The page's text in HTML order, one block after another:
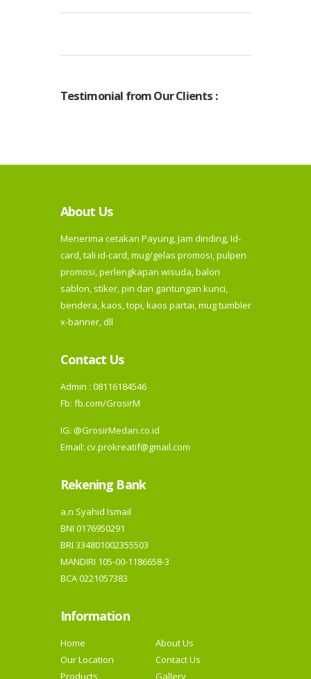
Testimonial from Our Clients :
About Us
Menerima cetakan Payung, Jam dinding, Id-
card, tali id-card, mug/gelas promosi, pulpen
promosi, perlengkapan wisuda, balon
sablon, stiker, pin dan gantungan kunci,
bendera, kaos, topi, kaos partai, mug tumbler
x-banner, dll
Contact Us
Admin : 08116184546
Fb: fb.com/GrosirM
IG: @GrosirMedan.co.id
Email: cv.prokreatif@gmail.com
Rekening Bank
a.n Syahid Ismail
BNI 0176950291
BRI 334801002355503
MANDIRI 105-00-1186658-3
BCA 0221057383
Information
Home
About Us
Our Location
Contact Us
Products
Gallery